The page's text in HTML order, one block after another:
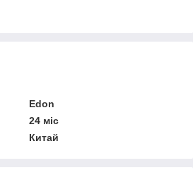
Edon
24 міс
Китай